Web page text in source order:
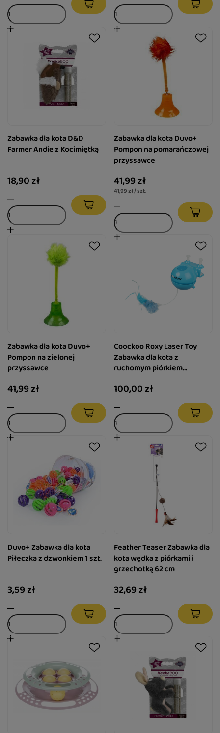
Zabawka dla kota D&D
Farmer Andie z Kocimiętką
18,90 zł
Zabawka dla kota Duvo+
Pompon na pomarańczowej
przyssawce
41,99 zł
41,99 zł / szt.
Zabawka dla kota Duvo+
Pompon na zielonej
przyssawce
41,99 zł
Coockoo Roxy Laser Toy
Zabawka dla kota z
ruchomym piórkiem
100,00 zł
Duvo+ Zabawka dla kota
Piłeczka z dzwonkiem 1 szt.
3,59 zł
Feather Teaser Zabawka dla
kota wędka z piórkami i
grzechotką 62 cm
32,69 zł